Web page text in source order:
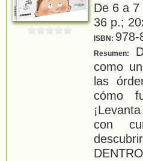
De 6 a
36 p.;
ISBN: 978-
Resumen:
como
las
cómo
con